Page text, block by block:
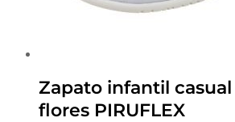
Zapato infantil
flores PIRUFLEX